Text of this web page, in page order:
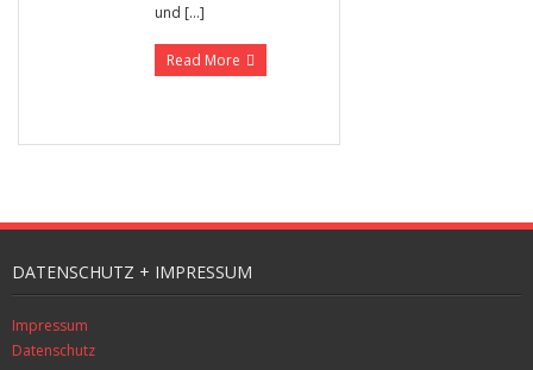
und […]
Read More
DATENSCHUTZ + IMPRESSUM
Impressum
Datenschutz